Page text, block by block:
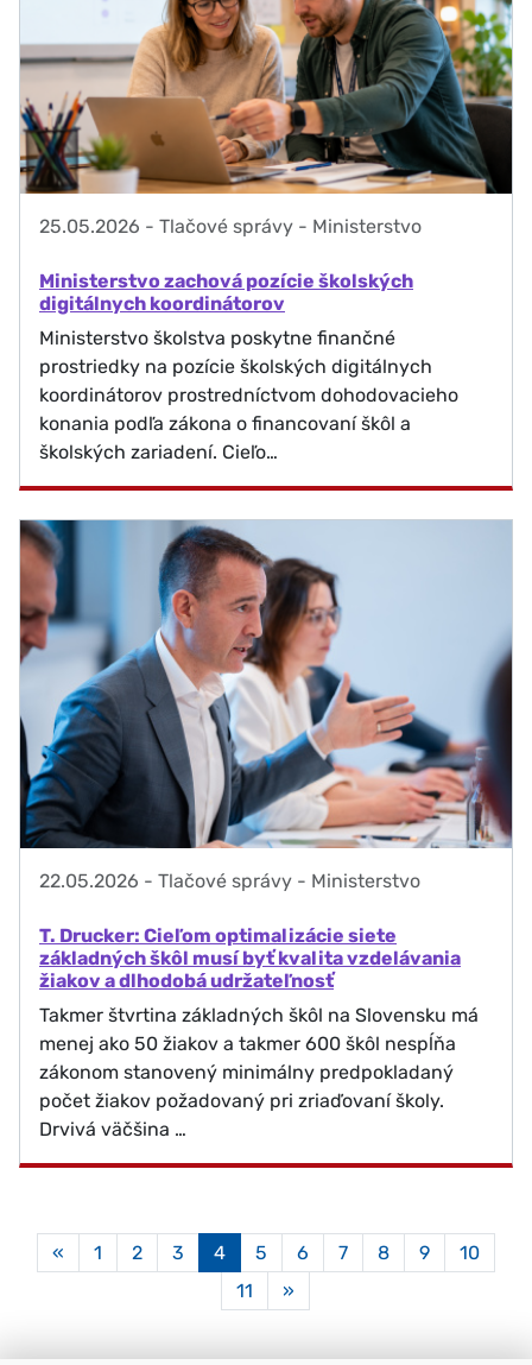
25.05.2026 - Tlačové správy - Ministerstvo
Ministerstvo zachová pozície školských
digitálnych koordinátorov
Ministerstvo školstva poskytne finančné
prostriedky na pozície školských digitálnych
koordinátorov prostredníctvom dohodovacieho
konania podľa zákona o financovaní škôl a
školských zariadení. Cieľo…
22.05.2026 - Tlačové správy - Ministerstvo
T. Drucker: Cieľom optimalizácie siete
základných škôl musí byť kvalita vzdelávania
žiakov a dlhodobá udržateľnosť
Takmer štvrtina základných škôl na Slovensku má
menej ako 50 žiakov a takmer 600 škôl nespĺňa
zákonom stanovený minimálny predpokladaný
počet žiakov požadovaný pri zriaďovaní školy.
Drvivá väčšina …
« 1 2 3 4Aktuálna
stránka
5 6 7 8 9
10
11
»